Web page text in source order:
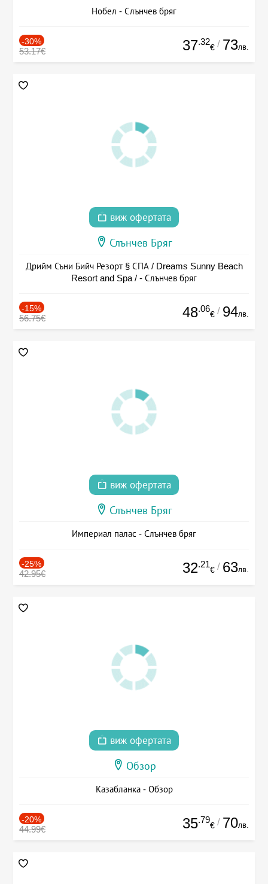
Нобел - Слънчев бряг
-30%
53.17€ 37.32
€ / 73лв.
виж офертата
Слънчев Бряг
Дрийм Съни Бийч Резорт § СПА / Dreams Sunny Beach
Resort and Spa / - Слънчев бряг
-15%
56.75€ 48.06
€ / 94лв.
виж офертата
Слънчев Бряг
Империал палас - Слънчев бряг
-25%
42.95€ 32.21
€ / 63лв.
виж офертата
Обзор
Казабланка - Обзор
-20%
44.99€ 35.79
€ / 70лв.